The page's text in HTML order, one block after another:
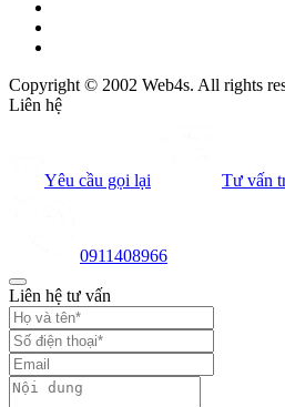
Copyright © 2002 Web4s. All rights
Liên hệ
Yêu cầu gọi lại Tư vấn
0911408966
Liên hệ tư vấn